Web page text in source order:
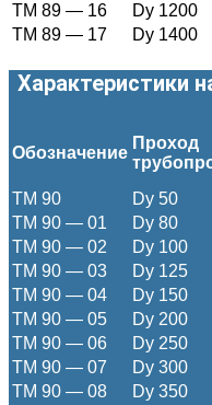
ТМ 89 — 16
Dy 1200
ТМ 89 — 17
Dy 1400
Характеристики
Обозначение
Проход
ТМ 90
Dy 50
ТМ 90 — 01
Dy 80
ТМ 90 — 02
Dy 100
ТМ 90 — 03
Dy 125
ТМ 90 — 04
Dy 150
ТМ 90 — 05
Dy 200
ТМ 90 — 06
Dy 250
ТМ 90 — 07
Dy 300
ТМ 90 — 08
Dy 350